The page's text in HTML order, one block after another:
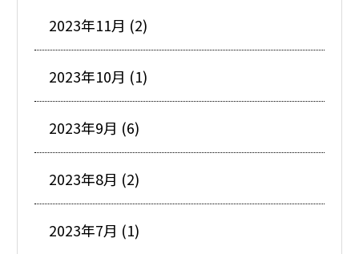
2023年11月 (2)
2023年10月 (1)
2023年9月 (6)
2023年8月 (2)
2023年7月 (1)